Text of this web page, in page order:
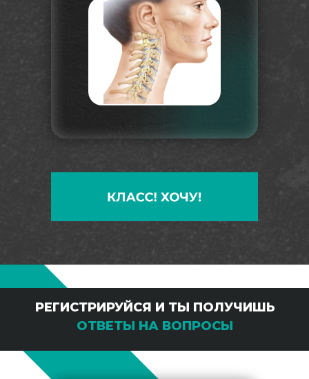
РЕГИСТРИРУЙСЯ И ТЫ ПОЛУЧИШЬ
ОТВЕТЫ НА ВОПРОСЫ